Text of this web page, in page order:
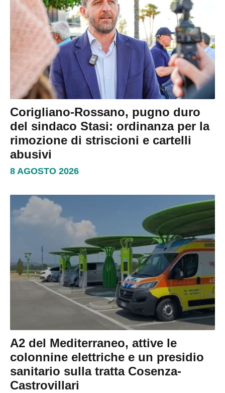
Corigliano-Rossano, pugno duro
del sindaco Stasi: ordinanza per la
rimozione di striscioni e cartelli
abusivi
8 AGOSTO 2026
A2 del Mediterraneo, attive le
colonnine elettriche e un presidio
sanitario sulla tratta Cosenza-
Castrovillari